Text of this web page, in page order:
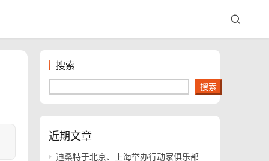
搜索
搜索
近期文章
迪桑特于北京、上海举办行动家俱乐部